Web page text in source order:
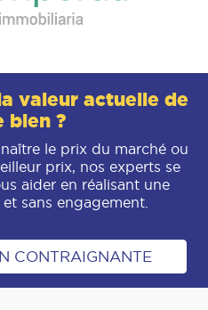
valeur actuelle de
bien ?
le prix du marché ou
prix, nos experts se
aider en réalisant une
sans engagement.
CONTRAIGNANTE